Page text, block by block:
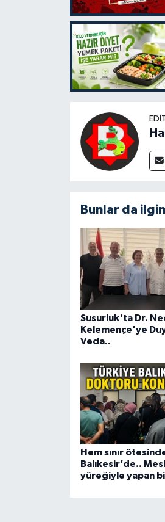
Bunlar da
Susurluk'ta Dr.
Kelemençe'ye
Veda..
Hem sınır
Balıkesir’de..
yüreğiyle yapan